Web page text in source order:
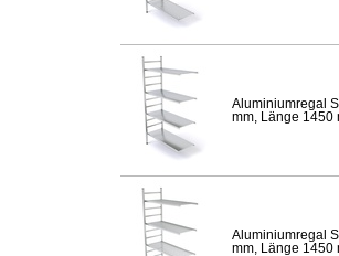
Aluminiumregal
mm, Länge 1450
Aluminiumregal
mm, Länge 1450